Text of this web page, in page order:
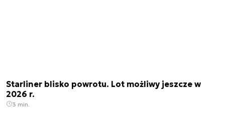
Starliner blisko powrotu. Lot możliwy jeszcze w
2026 r.
3 min.